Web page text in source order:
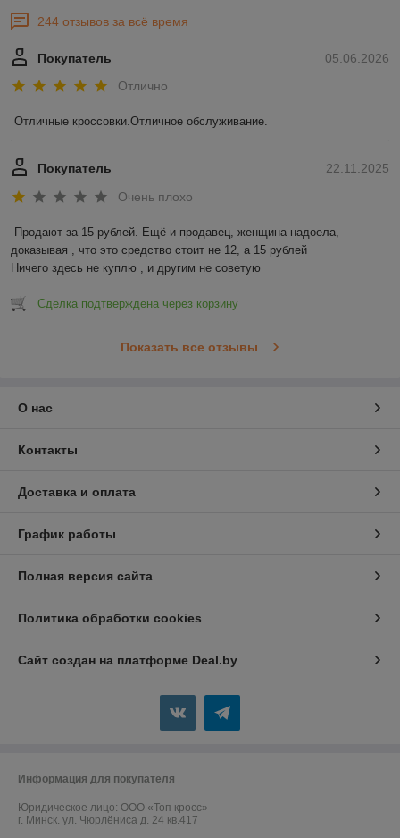
244 отзывов за всё время
05.06.2026
Покупатель
Отлично
Отличные кроссовки.Отличное обслуживание.
22.11.2025
Покупатель
Очень плохо
Продают за 15 рублей. Ещё и продавец, женщина надоела,
доказывая , что это средство стоит не 12, а 15 рублей
Ничего здесь не куплю , и другим не советую
Сделка подтверждена через корзину
Показать все отзывы
О нас
Контакты
Доставка и оплата
График работы
Полная версия сайта
Политика обработки cookies
Сайт создан на платформе Deal.by
Информация для покупателя
Юридическое лицо: ООО «Топ кросс»
г. Минск. ул. Чюрлёниса д. 24 кв.417